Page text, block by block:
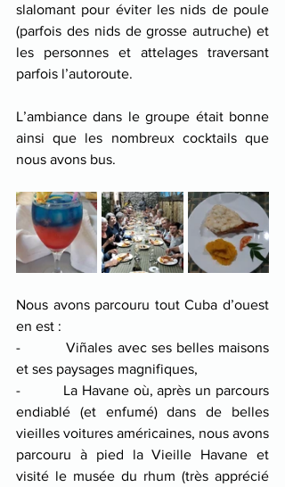
slalomant pour éviter les nids de poule
(parfois des nids de grosse autruche) et
les personnes et attelages traversant
parfois l’autoroute.
L’ambiance dans le groupe était bonne
ainsi que les nombreux cocktails que
nous avons bus.
Nous avons parcouru tout Cuba d’ouest
en est :
-          Viñales avec ses belles maisons
et ses paysages magnifiques,
-          La Havane où, après un parcours
endiablé (et enfumé) dans de belles
vieilles voitures américaines, nous avons
parcouru à pied la Vieille Havane et
visité le musée du rhum (très apprécié